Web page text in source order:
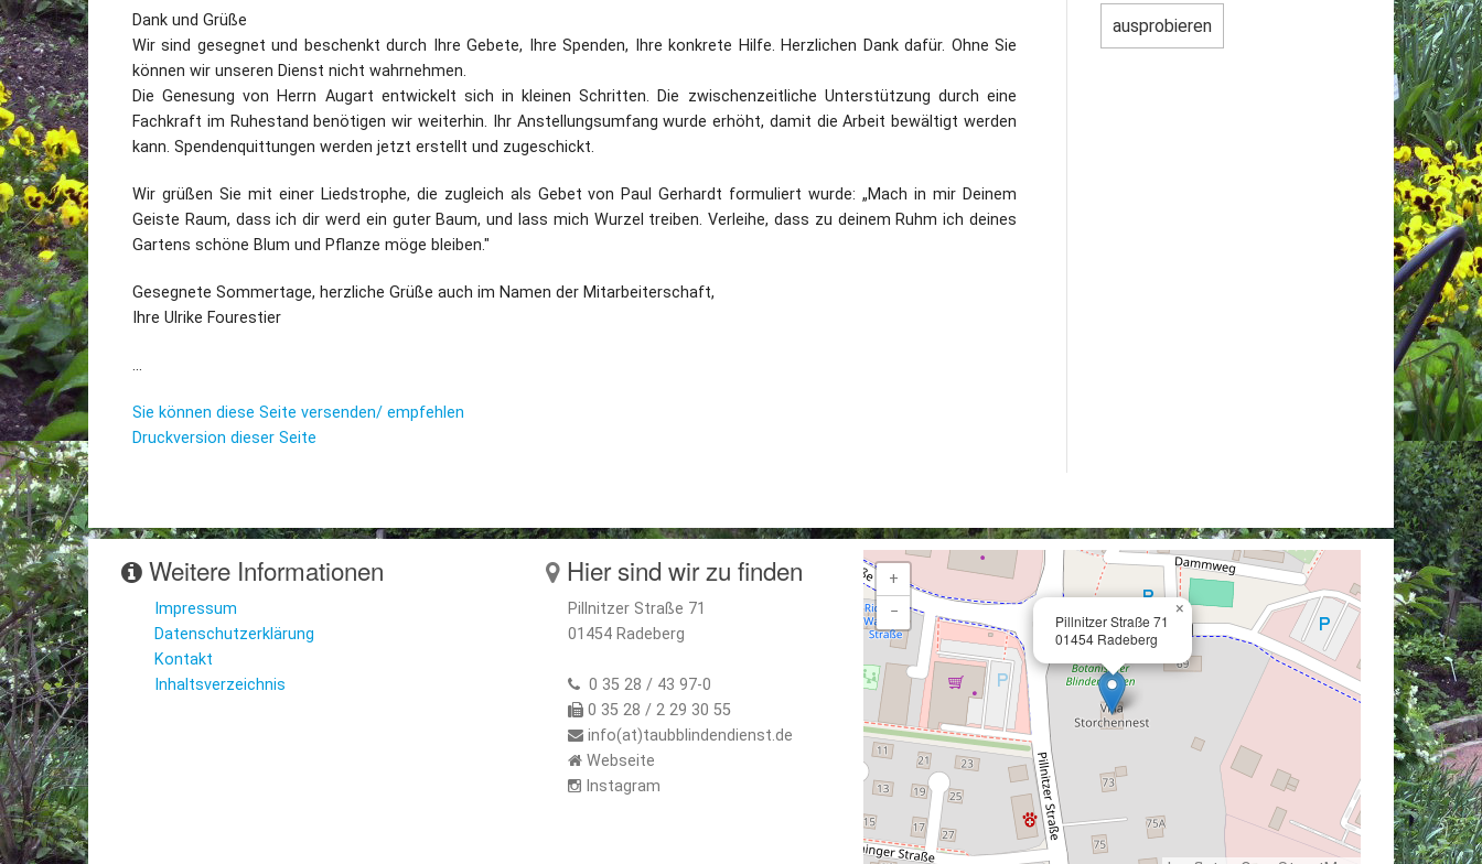
Dank und Grüße
Wir sind gesegnet und beschenkt durch Ihre Gebete, Ihre Spenden, Ihre konkrete Hilfe. Herzlichen Dank dafür. Ohne Sie
können wir unseren Dienst nicht wahrnehmen.
Die Genesung von Herrn Augart entwickelt sich in kleinen Schritten. Die zwischenzeitliche Unterstützung durch eine
Fachkraft im Ruhestand benötigen wir weiterhin. Ihr Anstellungsumfang wurde erhöht, damit die Arbeit bewältigt werden
kann. Spendenquittungen werden jetzt erstellt und zugeschickt.
Wir grüßen Sie mit einer Liedstrophe, die zugleich als Gebet von Paul Gerhardt formuliert wurde: „Mach in mir Deinem
Geiste Raum, dass ich dir werd ein guter Baum, und lass mich Wurzel treiben. Verleihe, dass zu deinem Ruhm ich deines
Gartens schöne Blum und Pflanze möge bleiben."
Gesegnete Sommertage, herzliche Grüße auch im Namen der Mitarbeiterschaft,
Ihre Ulrike Fourestier
...
Sie können diese Seite versenden/ empfehlen
Druckversion dieser Seite
Weitere Informationen
Impressum
Datenschutzerklärung
Kontakt
Inhaltsverzeichnis
Hier sind wir zu finden
Pillnitzer Straße 71
01454 Radeberg
0 35 28 / 43 97-0
0 35 28 / 2 29 30 55
info(at)taubblindendienst.de
Webseite
Instagram
Pillnitzer Straße 71
01454 Radeberg
×
+
−